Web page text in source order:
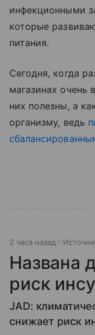
инфекционными
которые
питания.
Сегодня, когда
магазинах очень
них полезны, а
организму, ведь
2 часа назад
Названа
риск
JAD:
снижает риск